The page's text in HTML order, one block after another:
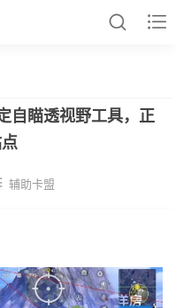


自瞄透视野工具，正
辅助卡盟